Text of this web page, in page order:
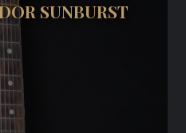
SUNBURST